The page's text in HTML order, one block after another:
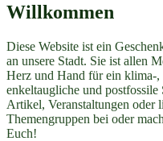
Willkommen
Diese Website ist ein
an unsere Stadt. Sie ist allen
Herz und Hand für ein klima-
enkeltaugliche und postfossile
Artikel, Veranstaltungen oder
Themengruppen bei oder
Euch!